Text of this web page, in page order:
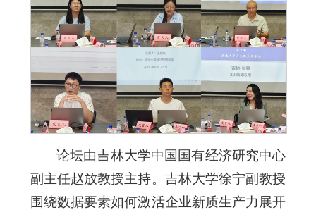
论坛由吉林大学中国国有经济研究中心
副主任赵放教授主持。吉林大学徐宁副教授
围绕数据要素如何激活企业新质生产力展开